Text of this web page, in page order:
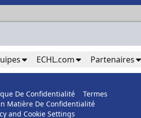
ECHL.com Partenaires
De Confidentialité
Termes
Matière De Confidentialité
and Cookie Settings